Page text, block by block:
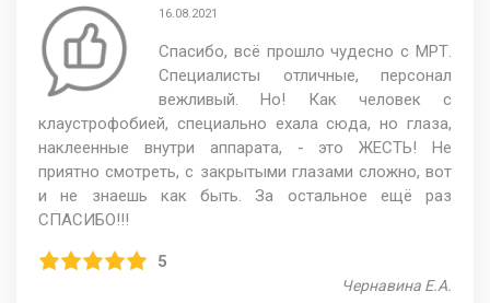
16.08.2021
Спасибо, всё прошло чудесно с МРТ.
Специалисты отличные, персонал
вежливый. Но! Как человек с
клаустрофобией, специально ехала сюда, но глаза,
наклеенные внутри аппарата, - это ЖЕСТЬ! Не
приятно смотреть, с закрытыми глазами сложно, вот
и не знаешь как быть. За остальное ещё раз
СПАСИБО!!!
5
Чернавина Е.А.